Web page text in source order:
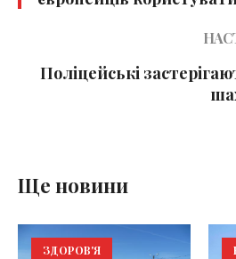
Поліцейські
Ще новини
ЗДОРОВ'Я